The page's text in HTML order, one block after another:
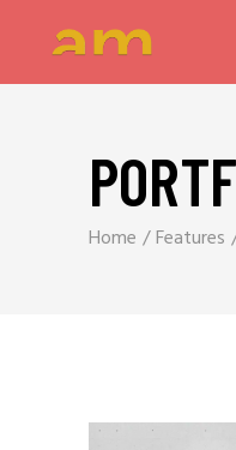
Home Features